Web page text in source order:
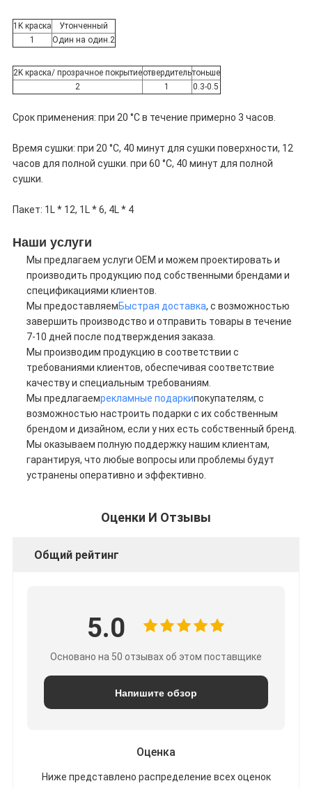
1K краска
Утонченный
1
Один на один.2
2K краска/ прозрачное покрытиеотвердительтоньше
2
1 0.3-0.5
Срок применения: при 20 °C в течение примерно 3 часов.
Время сушки: при 20 °C, 40 минут для сушки поверхности, 12
часов для полной сушки. при 60 °C, 40 минут для полной
сушки.
Пакет: 1L * 12, 1L * 6, 4L * 4
Наши услуги
Мы предлагаем услуги OEM и можем проектировать и
производить продукцию под собственными брендами и
спецификациями клиентов.
Мы предоставляемБыстрая доставка, с возможностью
завершить производство и отправить товары в течение
7-10 дней после подтверждения заказа.
Мы производим продукцию в соответствии с
требованиями клиентов, обеспечивая соответствие
качеству и специальным требованиям.
Мы предлагаемрекламные подаркипокупателям, с
возможностью настроить подарки с их собственным
брендом и дизайном, если у них есть собственный бренд.
Мы оказываем полную поддержку нашим клиентам,
гарантируя, что любые вопросы или проблемы будут
устранены оперативно и эффективно.
Оценки И Отзывы
Общий рейтинг
5.0
Основано на 50 отзывах об этом поставщике
Напишите обзор
Оценка
Ниже представлено распределение всех оценок